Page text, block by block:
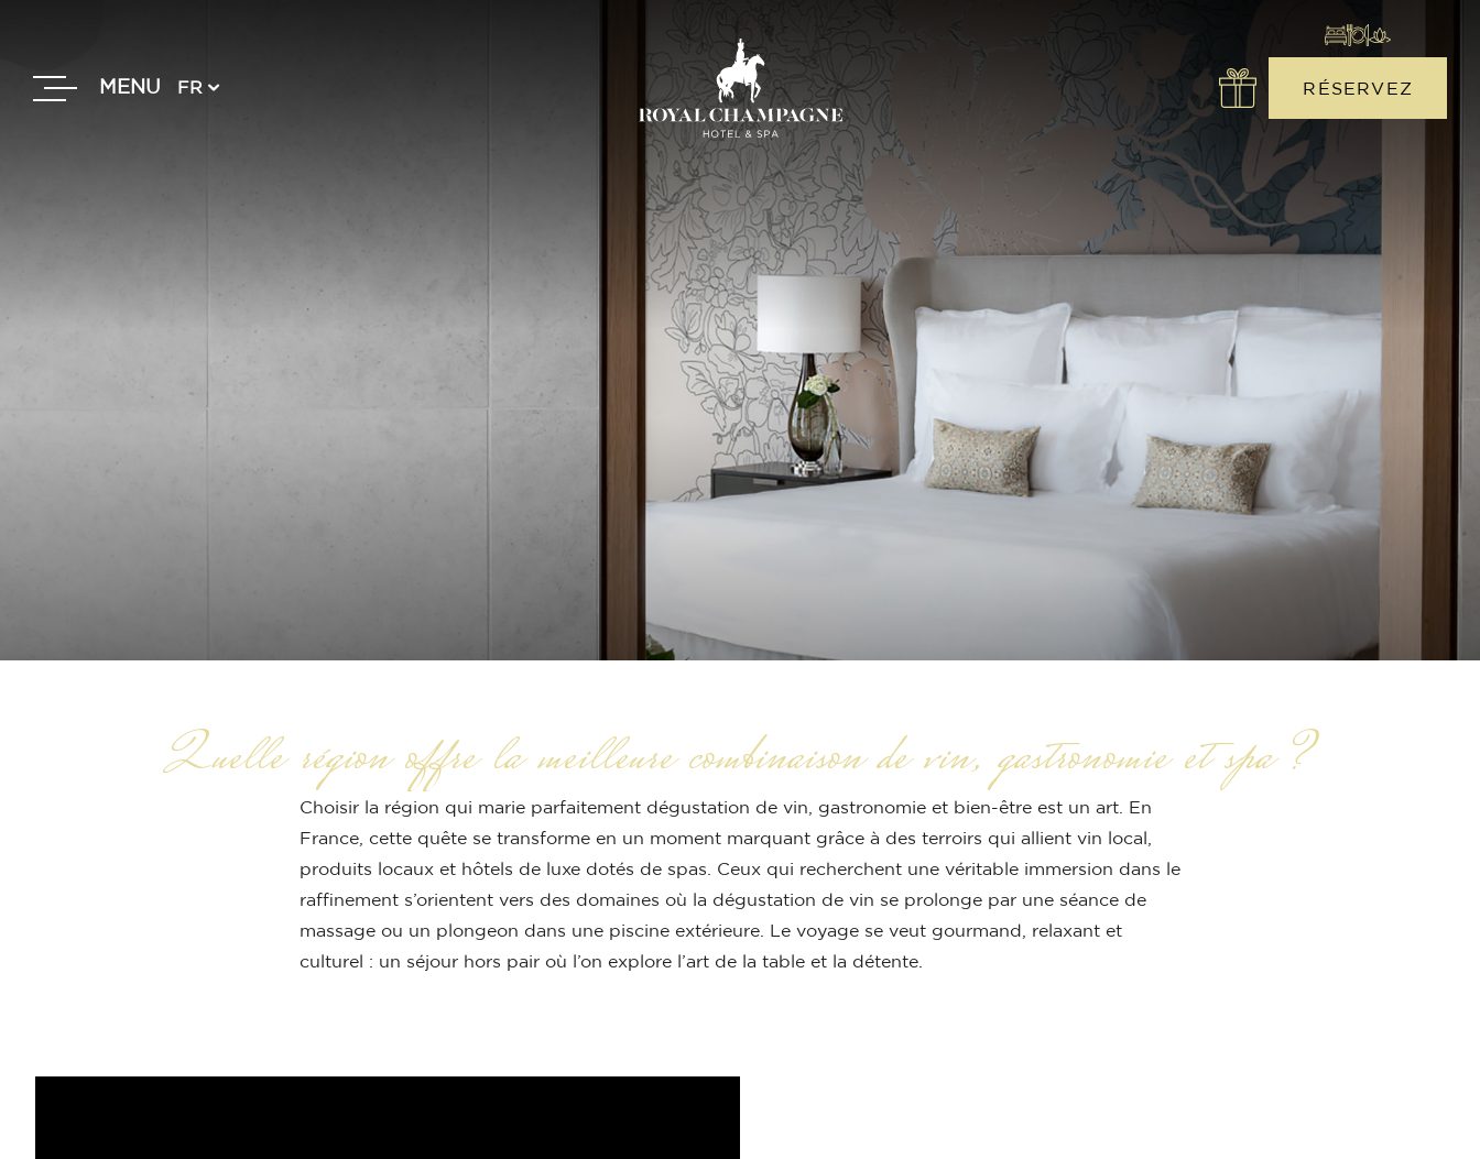
MENU FR RÉSERVEZ
Quelle région offre la meilleure combinaison de vin, gastronomie et spa ?
Choisir la région qui marie parfaitement dégustation de vin, gastronomie et bien-être est un art. En
France, cette quête se transforme en un moment marquant grâce à des terroirs qui allient vin local,
produits locaux et hôtels de luxe dotés de spas. Ceux qui recherchent une véritable immersion dans le
raffinement s’orientent vers des domaines où la dégustation de vin se prolonge par une séance de
massage ou un plongeon dans une piscine extérieure. Le voyage se veut gourmand, relaxant et
culturel : un séjour hors pair où l’on explore l’art de la table et la détente.